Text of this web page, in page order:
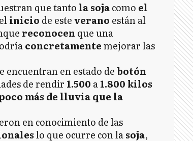
que tanto la sojacomo el
inicio de esteverano están al
reconocen que una
concretamentemejorar las
encuentran en estado debotón
de rendir 1.500 a1.800 kilos
más de lluvia que la
en conocimiento de las
lo que ocurre con lasoja,